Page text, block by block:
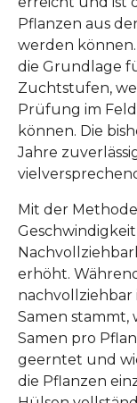
Pflanzen aus
werden
die Grundlage
Zuchtstufen,
Prüfung im
können. Die
Jahre
Mit der Methode
erhöht.
nachvollziehbar
Samen stammt,
Samen pro
geerntet und
die Pflanzen